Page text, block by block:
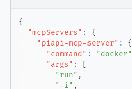
{
"mcpServers" :
{
"piapi-mcp-server" :
{
"command" : "docker"
"args" :
"run" ,
"-i" ,